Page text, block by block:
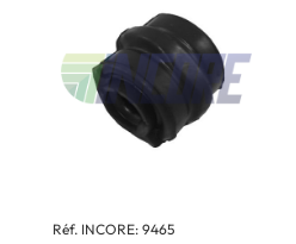
Réf. INCORE: 9465